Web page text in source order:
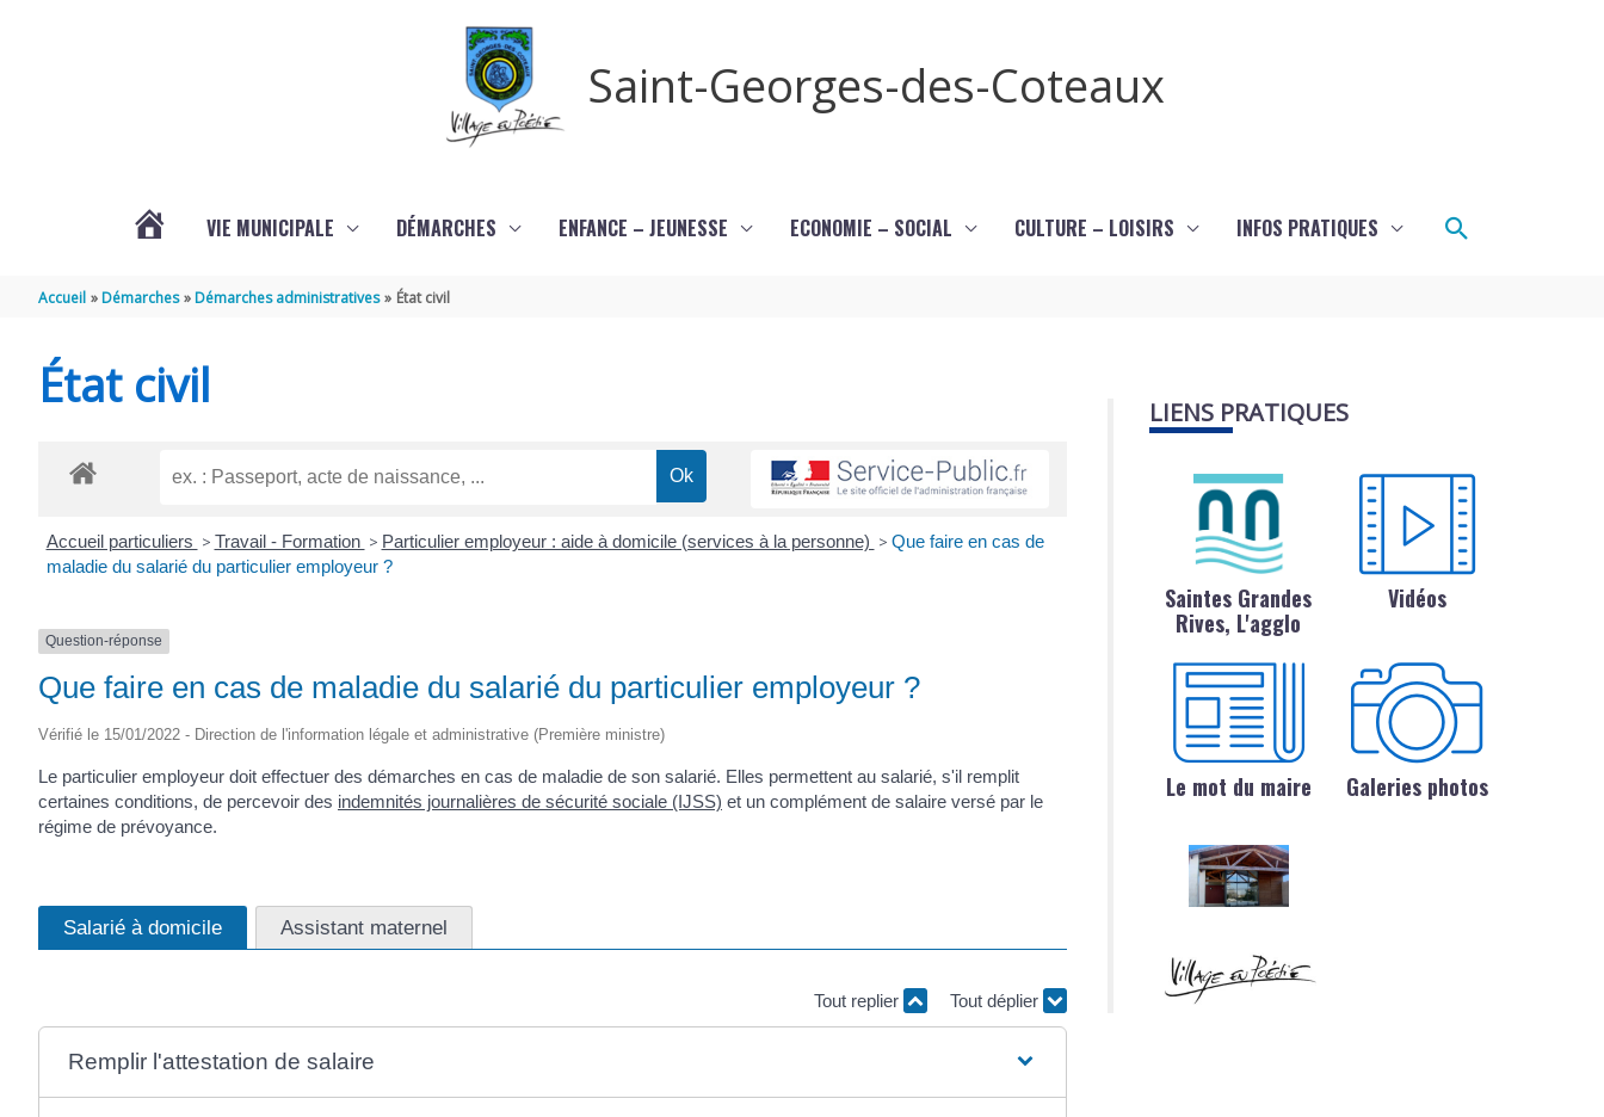
Saint-Georges-des-Coteaux
VIE MUNICIPALE DÉMARCHES ENFANCE – JEUNESSE ECONOMIE – SOCIAL CULTURE – LOISIRS INFOS PRATIQUES Rechercher
Accueil Démarches Démarches administratives État civil
État civil
Accueil particuliers > Travail - Formation > Particulier employeur : aide à domicile (services à la personne) > Que faire en cas de
maladie du salarié du particulier employeur ?
Question-réponse
Que faire en cas de maladie du salarié du particulier employeur ?
Vérifié le 15/01/2022 - Direction de l'information légale et administrative (Première ministre)
Le particulier employeur doit effectuer des démarches en cas de maladie de son salarié. Elles permettent au salarié, s'il remplit
certaines conditions, de percevoir des indemnités journalières de sécurité sociale (IJSS) et un complément de salaire versé par le
régime de prévoyance.
Salarié à domicile Assistant maternel
Tout replier Tout déplier
Remplir l'attestation de salaire
LIENS PRATIQUES
Saintes Grandes
Rives, L'agglo
Vidéos
Le mot du maire Galeries photos